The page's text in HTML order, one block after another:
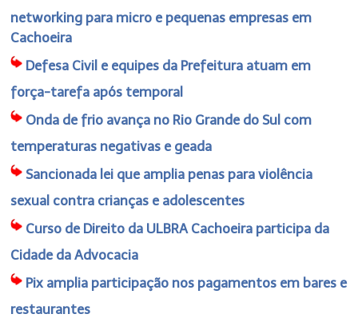
networking para micro e pequenas empresas em
Cachoeira
Defesa Civil e equipes da Prefeitura atuam em
força-tarefa após temporal
Onda de frio avança no Rio Grande do Sul com
temperaturas negativas e geada
Sancionada lei que amplia penas para violência
sexual contra crianças e adolescentes
Curso de Direito da ULBRA Cachoeira participa da
Cidade da Advocacia
Pix amplia participação nos pagamentos em bares e
restaurantes